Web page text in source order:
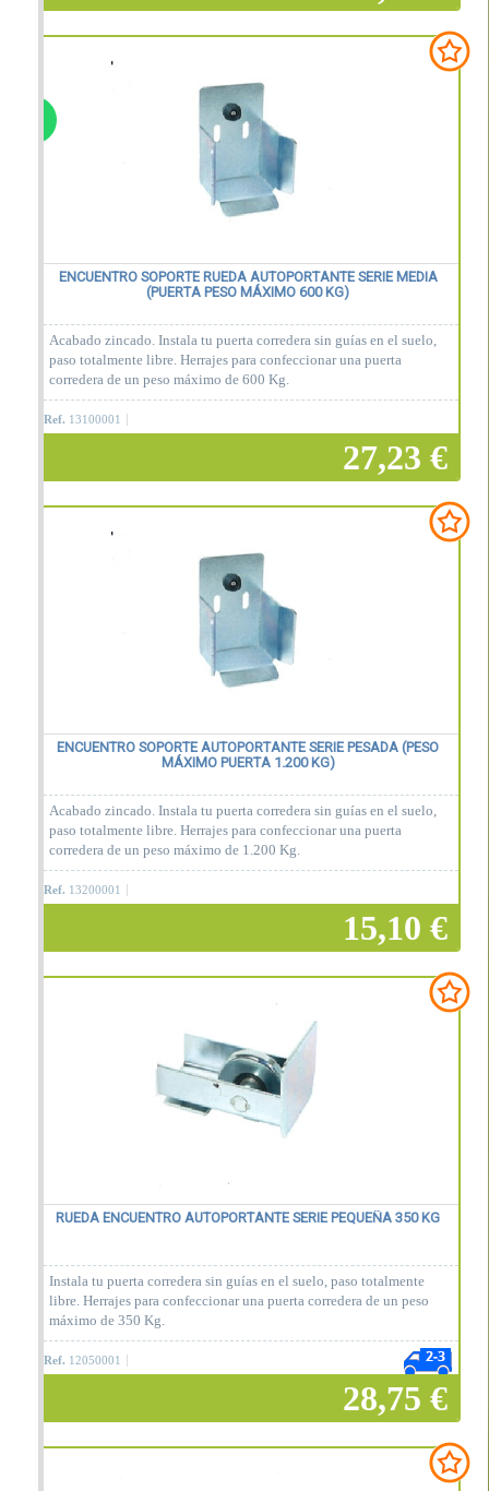
ENCUENTRO SOPORTE RUEDA AUTOPORTANTE SERIE MEDIA
(PUERTA PESO MÁXIMO 600 KG)
Acabado zincado. Instala tu puerta corredera sin guías en el suelo,
paso totalmente libre. Herrajes para confeccionar una puerta
corredera de un peso máximo de 600 Kg.
Ref. 13100001
27,23 €
ENCUENTRO SOPORTE AUTOPORTANTE SERIE PESADA (PESO
MÁXIMO PUERTA 1.200 KG)
Acabado zincado. Instala tu puerta corredera sin guías en el suelo,
paso totalmente libre. Herrajes para confeccionar una puerta
corredera de un peso máximo de 1.200 Kg.
Ref. 13200001
15,10 €
RUEDA ENCUENTRO AUTOPORTANTE SERIE PEQUEÑA 350 KG
Instala tu puerta corredera sin guías en el suelo, paso totalmente
libre. Herrajes para confeccionar una puerta corredera de un peso
máximo de 350 Kg.
Ref. 12050001
28,75 €